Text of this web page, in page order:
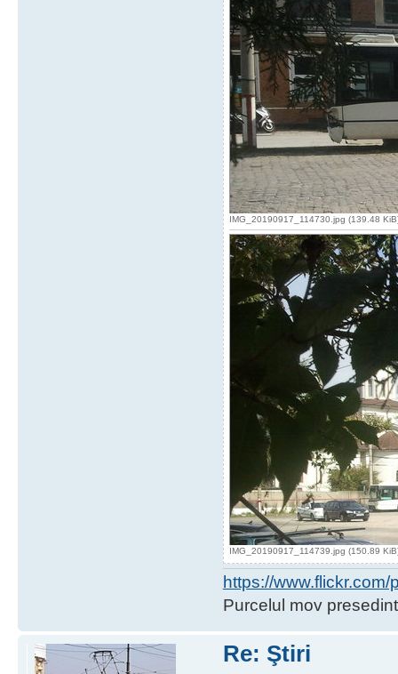
IMG_20190917_114730.jpg (139.48
IMG_20190917_114739.jpg (150.89
https://
Purcelul mov
Re: Ştiri